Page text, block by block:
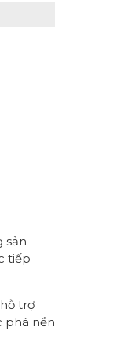
sản
tiếp
trợ
phá nền